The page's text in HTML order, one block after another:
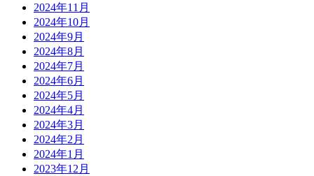
2024年11月
2024年10月
2024年9月
2024年8月
2024年7月
2024年6月
2024年5月
2024年4月
2024年3月
2024年2月
2024年1月
2023年12月